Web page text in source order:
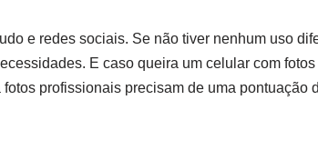
e redes sociais. Se não tiver nenhum uso
E caso queira um celular com
profissionais precisam de uma pontuação